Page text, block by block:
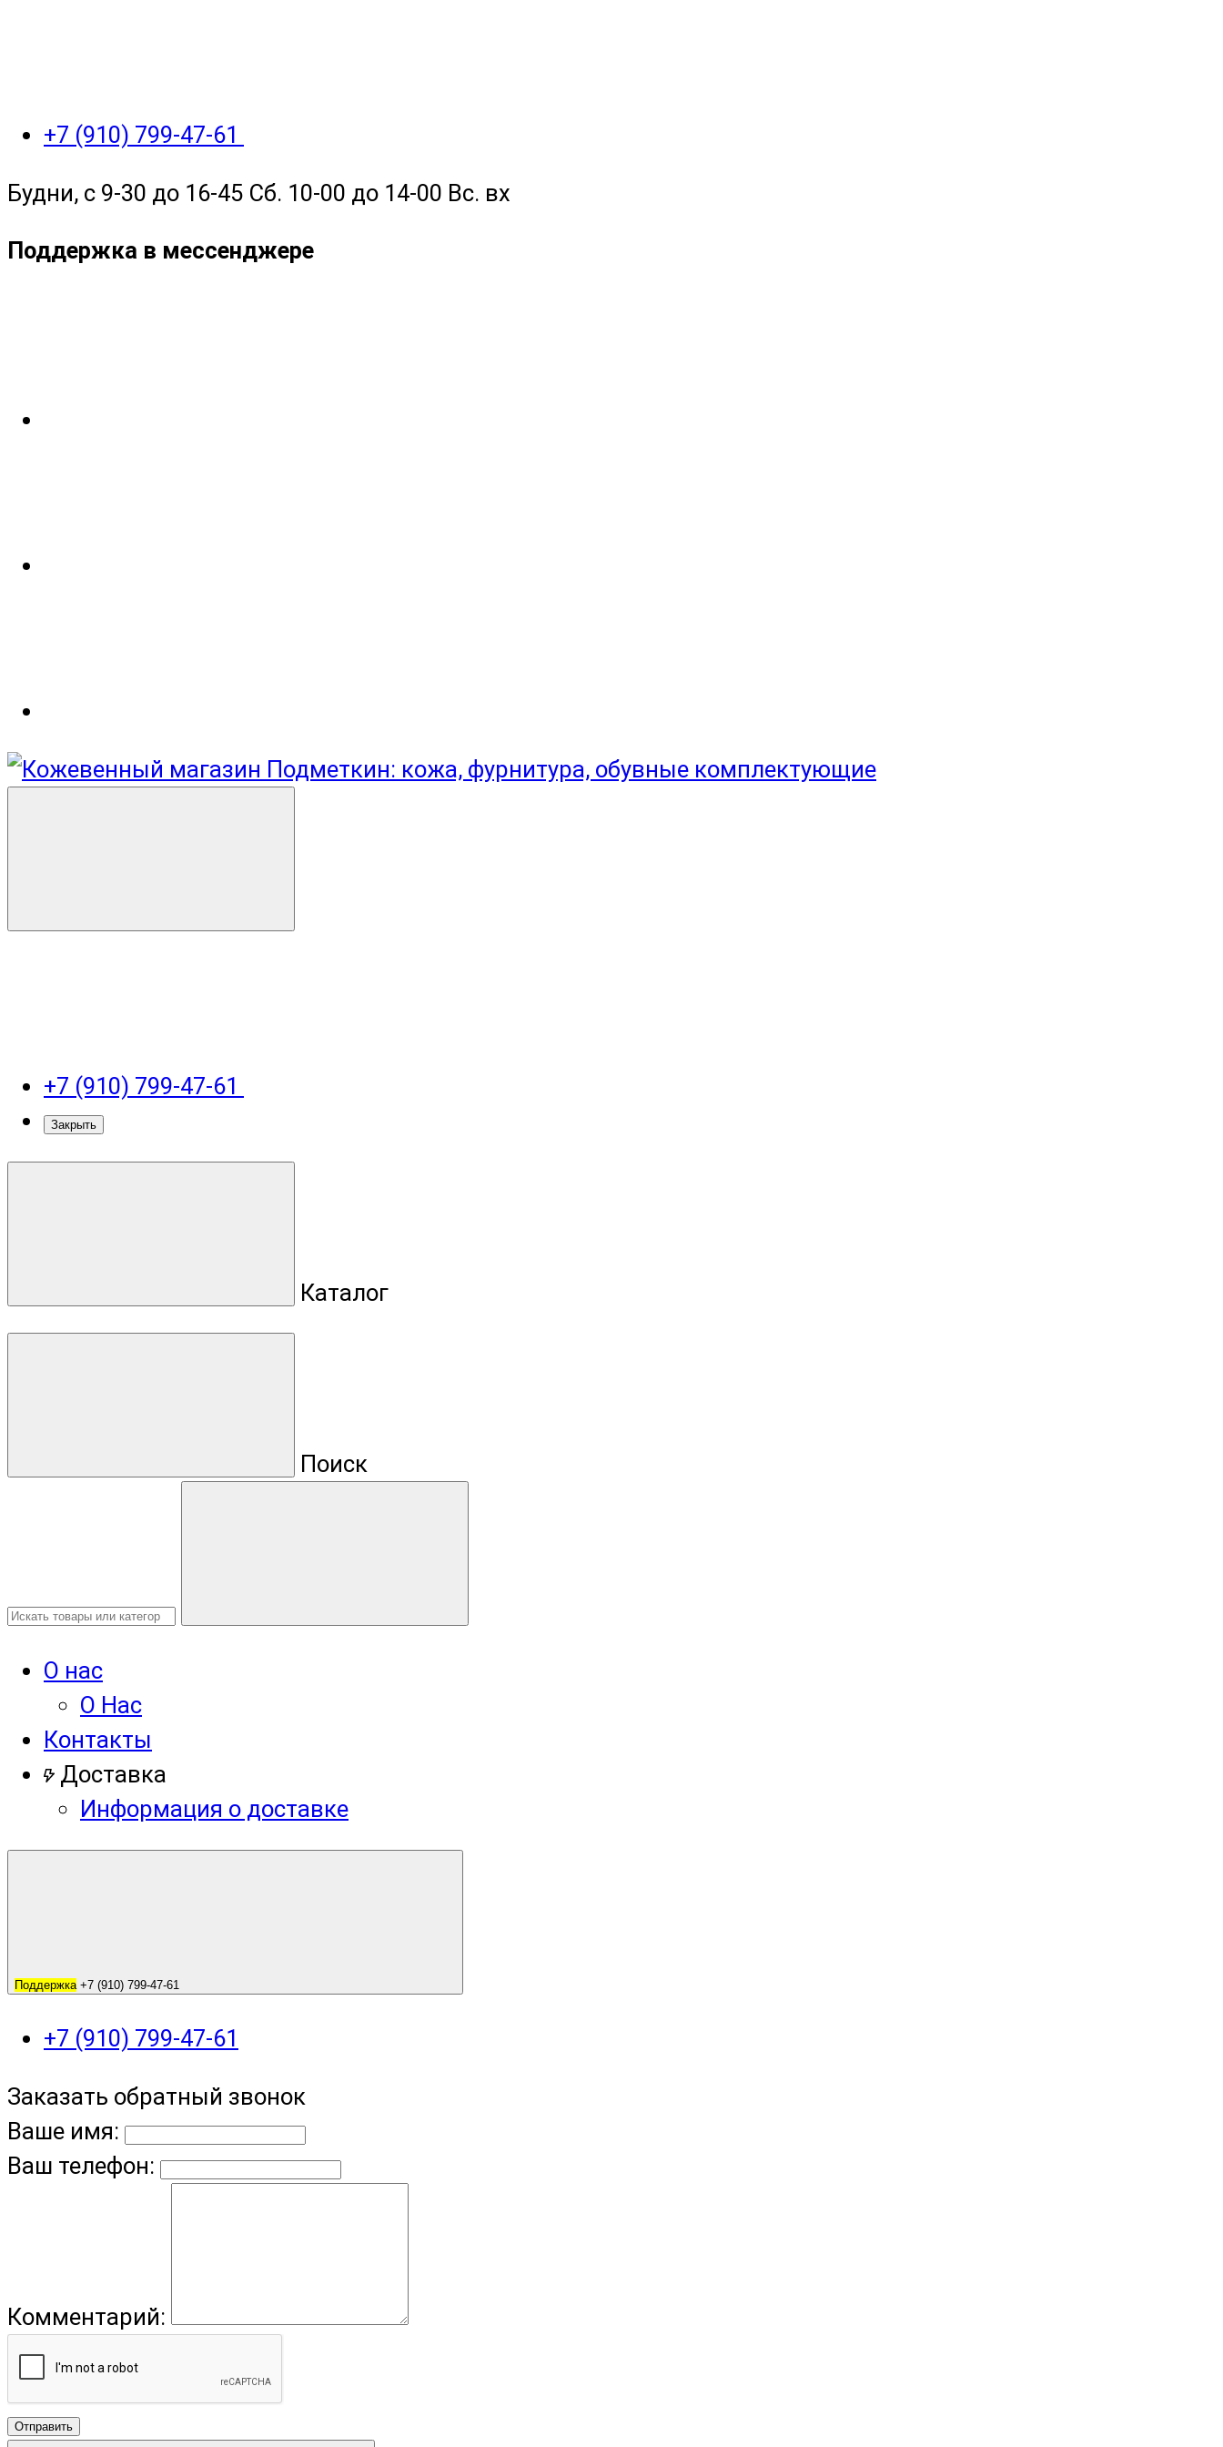
+7 (910) 799-47-61
Будни, с 9-30 до 16-45 Сб. 10-00 до 14-00 Вс. вх
Поддержка в мессенджере
+7 (910) 799-47-61
Закрыть
Каталог
Поиск
О нас
О Нас
Контакты
Доставка
Информация о доставке
Поддержка +7 (910) 799-47-61
+7 (910) 799-47-61
Заказать обратный звонок
Ваше имя:
Ваш телефон:
Комментарий:
Отправить